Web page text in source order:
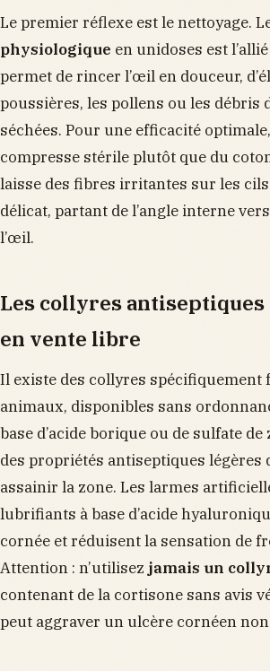
Le premier réflexe est le nettoyage.
physiologique en unidoses est
permet de rincer l’œil en douceur,
poussières, les pollens ou les débris
séchées. Pour une efficacité
compresse stérile plutôt que du
laisse des fibres irritantes sur les
délicat, partant de l’angle interne
l’œil.
Les collyres
en vente libre
Il existe des collyres spécifiquement
animaux, disponibles sans
base d’acide borique ou de sulfate
des propriétés antiseptiques légères
assainir la zone. Les larmes
lubrifiants à base d’acide
cornée et réduisent la sensation de
Attention : n’utilisez jamais un
contenant de la cortisone sans avis
peut aggraver un ulcère cornéen